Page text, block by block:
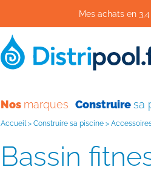
Mes achats en
Nos marques Construiresa
Accueil > Construire sa piscine >
Bassin